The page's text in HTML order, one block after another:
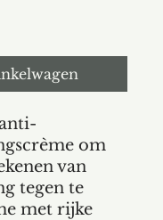
om
van
tegen te
met rijke